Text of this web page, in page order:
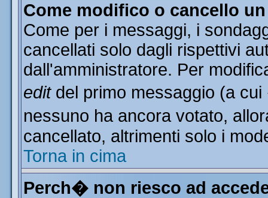
Come modifico o cancello
Come per i messaggi, i
cancellati solo dagli rispettivi
dall'amministratore. Per
editdel primo messaggio (a
nessuno ha ancora votato,
cancellato, altrimenti solo i
Torna in cima
Perch� non riesco ad